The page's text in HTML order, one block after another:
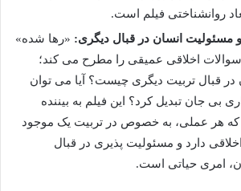
روانشناختی فیلم است.
و مسئولیت انسان در قبال دیگری: «رها شده»
اخلاقی عمیقی را مطرح می کند؛
قبال تربیت دیگری چیست؟ آیا می توان
بی جان تبدیل کرد؟ این فیلم به بیننده
که هر عملی، به خصوص در تربیت یک موجود
دارد و مسئولیت پذیری در قبال
امری حیاتی است.